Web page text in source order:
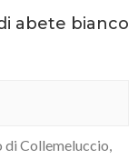
abete bianco
di Collemeluccio,